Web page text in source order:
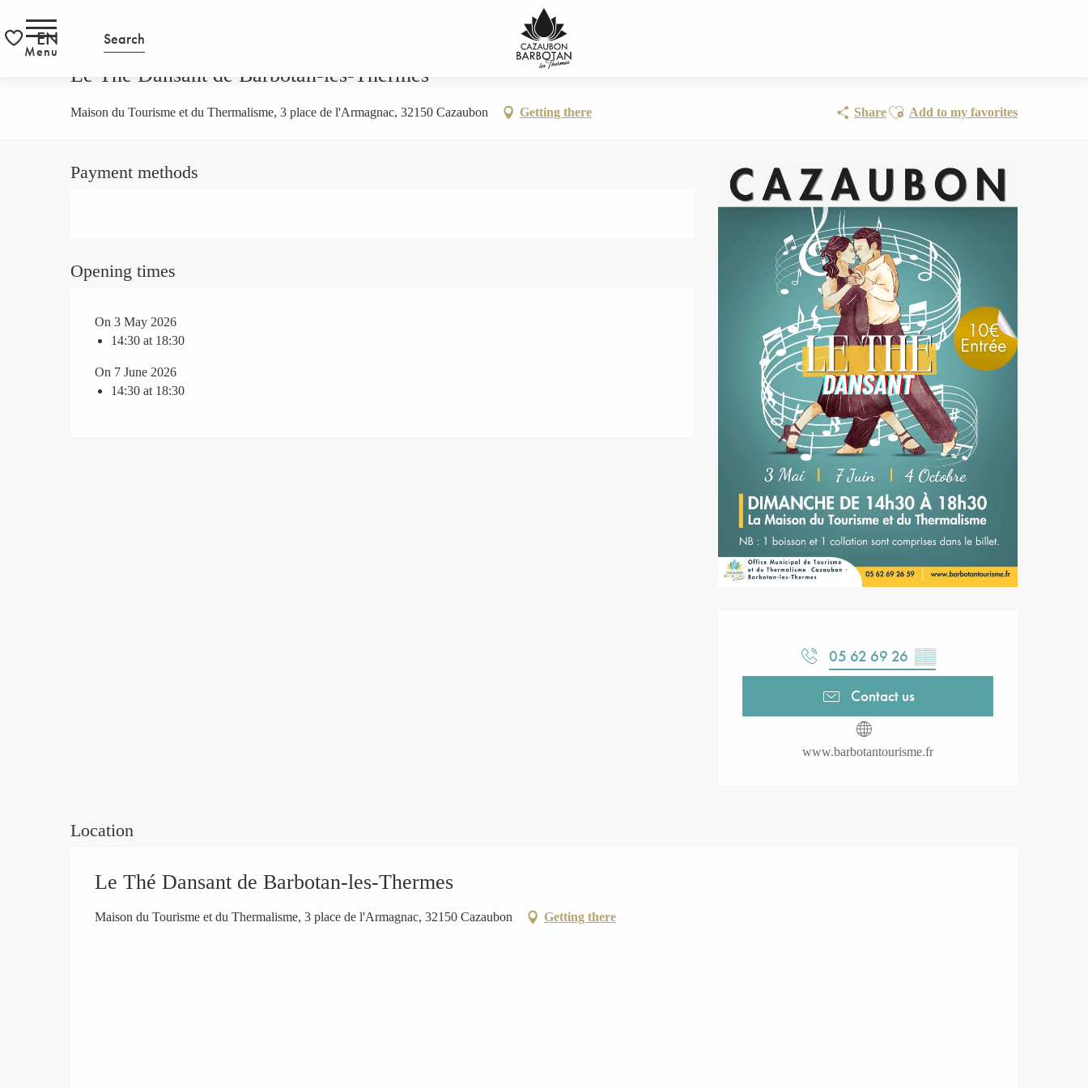
au
contenu
Search
EN
Menu
Le Thé Dansant de Barbotan-les-Thermes
Maison du Tourisme et du Thermalisme, 3 place de l'Armagnac, 32150 Cazaubon Getting there ShareAjouter aux favoris
Add to my favorites
05 62 69 26 ▒▒
Contact us
www.barbotantourisme.fr
Payment methods
Opening times
On 3 May 2026
14:30 at 18:30
On 7 June 2026
14:30 at 18:30
Location
Le Thé Dansant de Barbotan-les-Thermes
Maison du Tourisme et du Thermalisme, 3 place de l'Armagnac, 32150 Cazaubon Getting there